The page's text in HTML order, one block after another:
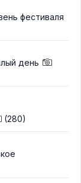
фестиваля
день
(280)